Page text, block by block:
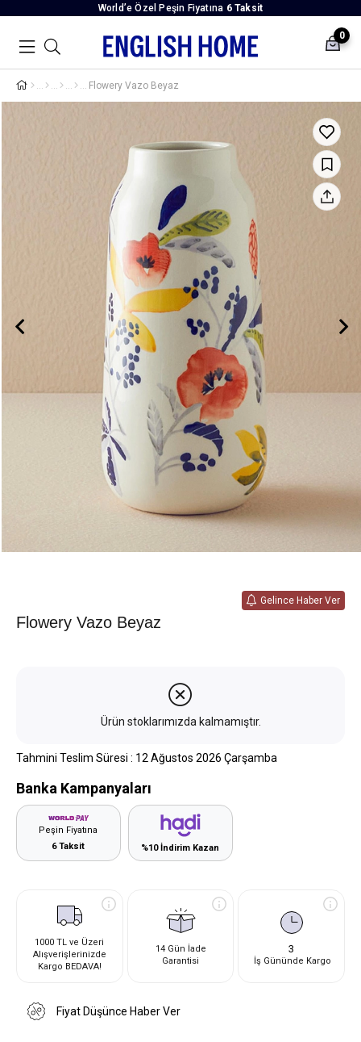
World’e Özel Peşin Fiyatına 6 Taksit
0
Flowery Vazo Beyaz
Gelince Haber Ver
Flowery Vazo Beyaz
Ürün stoklarımızda kalmamıştır.
Tahmini Teslim Süresi : 12 Ağustos 2026 Çarşamba
Banka Kampanyaları
Peşin Fiyatına
6 Taksit
%10 İndirim Kazan
1000 TL ve Üzeri
Alışverişlerinizde
Kargo BEDAVA!
14 Gün İade
Garantisi
3
İş Gününde Kargo
Fiyat Düşünce Haber Ver